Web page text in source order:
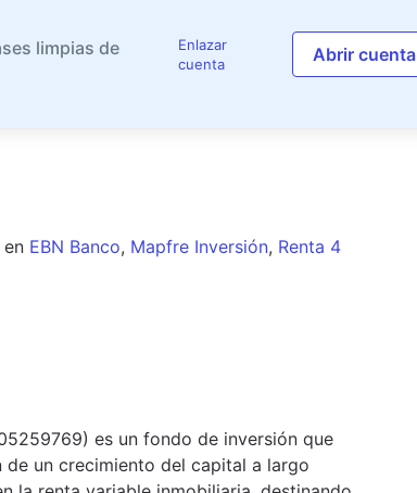
limpias de
Enlazar
cuenta
Abrir cuenta
en EBN Banco, Mapfre Inversión, Renta 4
es un fondo de inversión que
un crecimiento del capital a largo